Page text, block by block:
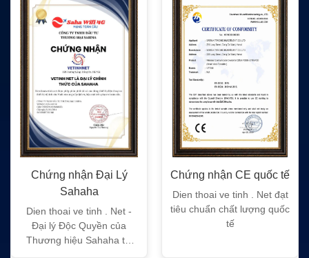
Chứng nhận Đại Lý
Sahaha
Dien thoai ve tinh . Net -
Đại lý Độc Quyền của
Thương hiệu Sahaha tại
Chứng nhận CE quốc tế
Dien thoai ve tinh . Net đạt
tiêu chuẩn chất lượng quốc
tế